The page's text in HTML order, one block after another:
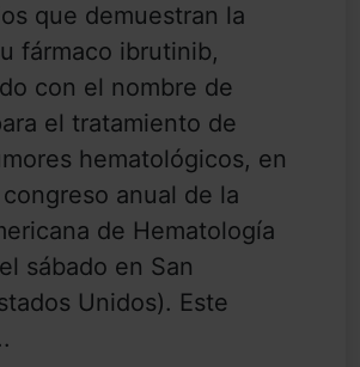
que demuestran la
fármaco ibrutinib,
con el nombre de
el tratamiento de
hematológicos, en
anual de la
de Hematología
sábado en San
Unidos). Este